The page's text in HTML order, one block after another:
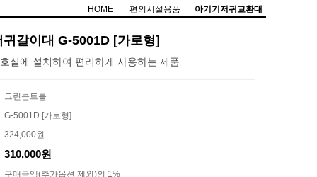
HOME 편의시설용품 아기기저귀교환대
갈이대 G-5001D [가로형]
실에 설치하여 편리하게 사용하는 제품
그린콘트롤
G-5001D [가로형]
324,000원
310,000원
구매금액(추가옵션 제외)의 1%